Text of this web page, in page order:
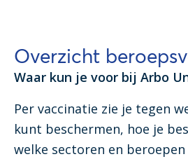
Overzicht
Waar kun je voor bij Arbo
Per vaccinatie zie je tegen
kunt beschermen, hoe je
welke sectoren en